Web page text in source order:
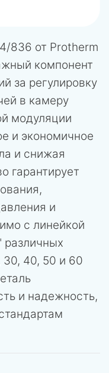
836 от Protherm
компонент
за регулировку
в камеру
модуляции
и экономичное
и снижая
гарантирует
и
с линейкой
различных
40, 50 и 60
и надежность,